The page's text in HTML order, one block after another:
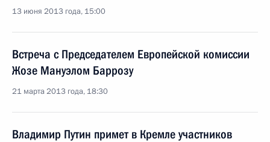
13 июня 2013 года, 15:00
Встреча с Председателем Европейской комиссии
Жозе Мануэлом Баррозу
21 марта 2013 года, 18:30
Владимир Путин примет в Кремле участников